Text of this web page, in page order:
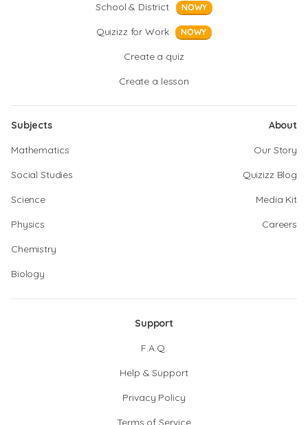
School & District
NOWY
Quizizz for Work NOWY
Create a quiz
Create a lesson
Subjects
Mathematics
Social Studies
Science
Physics
Chemistry
Biology
About
Our Story
Quizizz Blog
Media Kit
Careers
Support
F.A.Q.
Help & Support
Privacy Policy
Terms of Service